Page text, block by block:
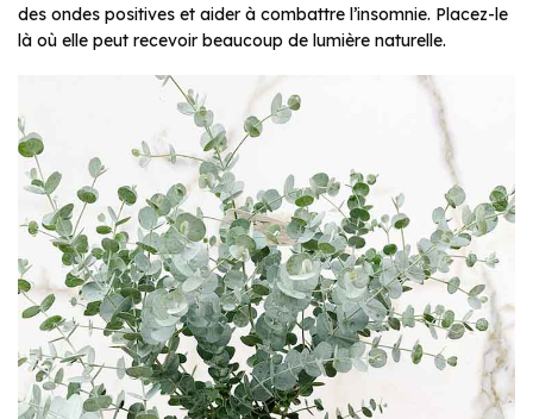
des ondes positives et aider à combattre l’insomnie. Placez-le
là où elle peut recevoir beaucoup de lumière naturelle.